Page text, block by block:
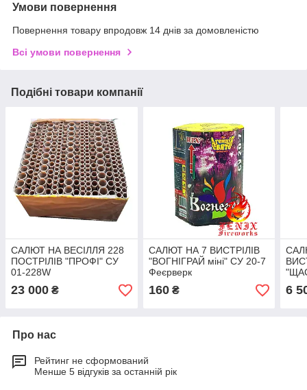
Умови повернення
Повернення товару впродовж 14 днів за домовленістю
Всі умови повернення
Подібні товари компанії
САЛЮТ НА ВЕСІЛЛЯ 228
ПОСТРІЛІВ "ПРОФІ" СУ
01-228W
23 000 ₴
САЛЮТ НА 7 ВИСТРІЛІВ
"ВОГНІГРАЙ міні" СУ 20-7
Феєрверк
160₴
50-
6
Про нас
Рейтинг не сформований
Менше 5 відгуків за останній рік